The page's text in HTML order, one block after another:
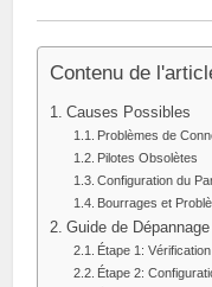
Contenu de
Causes Possibles
Problèmes de
Pilotes Obsolètes
Configuration du
Bourrages et
Guide de
Étape 1:
Étape 2: